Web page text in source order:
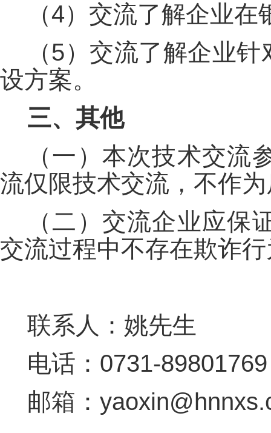
（4）交流了解企业
（5）交流了解企业
设方案。
三、其他
（一）本次技术交
流仅限技术交流，不作
（二）交流企业应
交流过程中不存在欺诈
联系人：姚先生
电话：0731-89801769
邮箱：